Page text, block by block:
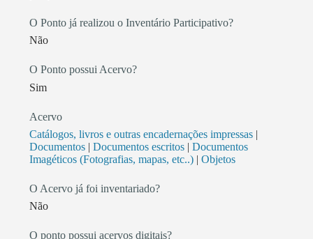
O Ponto já realizou o Inventário Participativo?
Não
O Ponto possui Acervo?
Sim
Acervo
Catálogos, livros e outras encadernações impressas |
Documentos | Documentos escritos | Documentos
Imagéticos (Fotografias, mapas, etc..) | Objetos
O Acervo já foi inventariado?
Não
O ponto possui acervos digitais?